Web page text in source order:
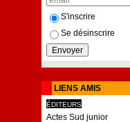
S'inscrire
Se désinscrire
LIENS AMIS
ÉDITEURS
Actes Sud junior